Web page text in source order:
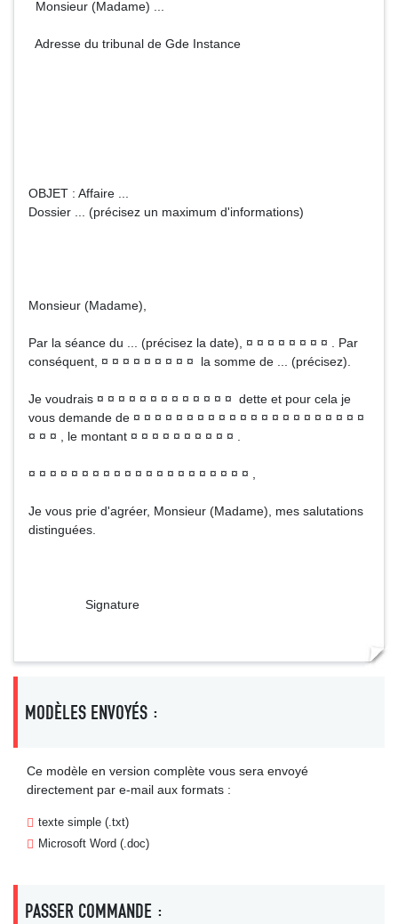
Monsieur (Madame) ...
Adresse du tribunal de Gde Instance
OBJET : Affaire ...
Dossier ... (précisez un maximum d'informations)
Monsieur (Madame),
Par la séance du ... (précisez la date), ¤ ¤ ¤ ¤ ¤ ¤ ¤ ¤ . Par
conséquent, ¤ ¤ ¤ ¤ ¤ ¤ ¤ ¤ ¤ la somme de ... (précisez).
Je voudrais ¤ ¤ ¤ ¤ ¤ ¤ ¤ ¤ ¤ ¤ ¤ ¤ ¤ dette et pour cela je
vous demande de ¤ ¤ ¤ ¤ ¤ ¤ ¤ ¤ ¤ ¤ ¤ ¤ ¤ ¤ ¤ ¤ ¤ ¤ ¤ ¤ ¤ ¤
¤ ¤ ¤ , le montant ¤ ¤ ¤ ¤ ¤ ¤ ¤ ¤ ¤ ¤ .
¤ ¤ ¤ ¤ ¤ ¤ ¤ ¤ ¤ ¤ ¤ ¤ ¤ ¤ ¤ ¤ ¤ ¤ ¤ ¤ ¤ ,
Je vous prie d'agréer, Monsieur (Madame), mes salutations
distinguées.
Signature
MODÈLES ENVOYÉS :
Ce modèle en version complète vous sera envoyé
directement par e-mail aux formats :
texte simple (.txt)
Microsoft Word (.doc)
PASSER COMMANDE :